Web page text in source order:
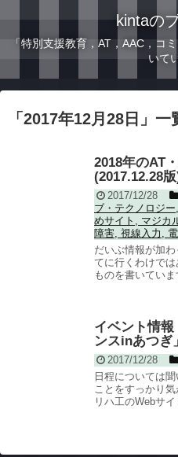
kintaの
「特別支援教育，AT，AAC，コ
いて
「 2017年12月28日 」 一
2018年のAT
(2017.12.28
2017/12/28
ブ・テクノロジー
めサイト
マジカ
障害 視線入力
だいぶ情報が加
てに行くわけで
ものを書いてい
イベント情
ンスinあつぎ」
2017/12/28
日程については
ことをすっかり
リハ工のWebサ